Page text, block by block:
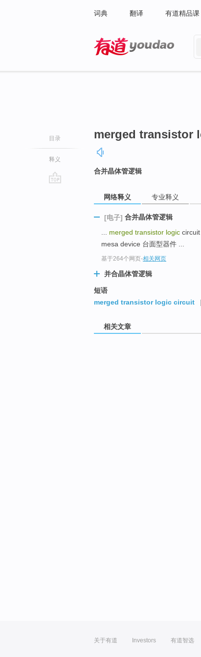
词典 翻译 有道精品课
目录
释义
merged transistor
合并晶体管逻辑
网络释义 专业释义
[电子] 合并晶体管逻辑
merged transistor logic circuit
mesa device 台面型器件 ...
基于264个网页-相关网页
并合晶体管逻辑
短语
merged transistor logic circuit
相关文章
关于有道 Investors 有道智选